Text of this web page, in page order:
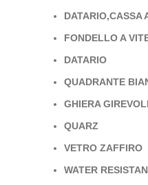
DATARIO,CASSA
FONDELLO A
DATARIO
QUADRANTE
GHIERA
QUARZ
VETRO ZAFFIRO
WATER